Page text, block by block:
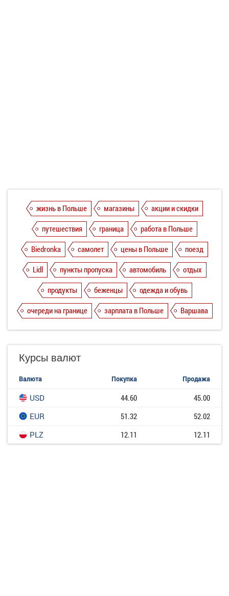
жизнь в Польше магазины
акции и скидки
путешествия
граница
работа в Польше
Biedronka
самолет цены в Польше
поезд
Lidl
пункты пропуска автомобиль
отдых
продукты
беженцы
одежда и обувь
очереди на границе
зарплата в Польше Варшава
Курсы валют
Валюта Покупка Продажа
USD 44.60
45.00
EUR
51.32
52.02
PLZ
12.11 12.11